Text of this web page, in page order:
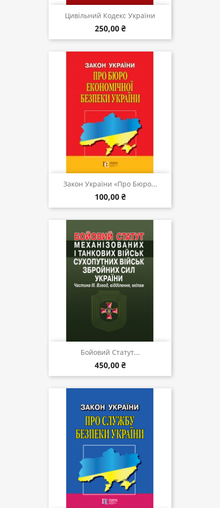
Цивільний Кодекс України
250,00 ₴
Закон України «Про Бюро...
100,00 ₴
Бойовий Статут...
450,00 ₴